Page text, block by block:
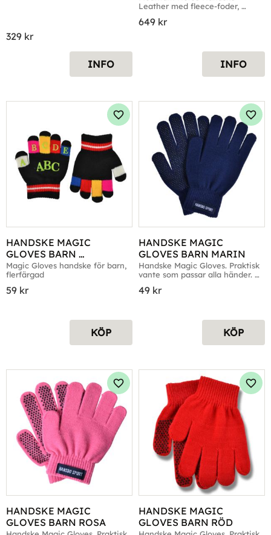
329 kr
INFO
Leather med fleece-foder,
649 kr
INFO
HANDSKE MAGIC
GLOVES BARN
FLERFÄRGAD
Magic Gloves handske för barn,
flerfärgad
59 kr
Lägg till i favoriter
KÖP
HANDSKE MAGIC
GLOVES BARN MARIN
Handske Magic Gloves. Praktisk
vante som passar alla händer.
49 kr
KÖP
HANDSKE MAGIC
GLOVES BARN ROSA
Lägg till i favoriter
HANDSKE MAGIC
GLOVES BARN RÖD